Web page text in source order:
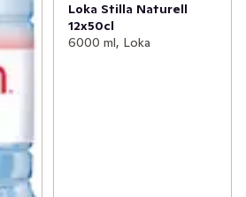
Loka Stilla Naturell
12x50cl
6000 ml, Loka